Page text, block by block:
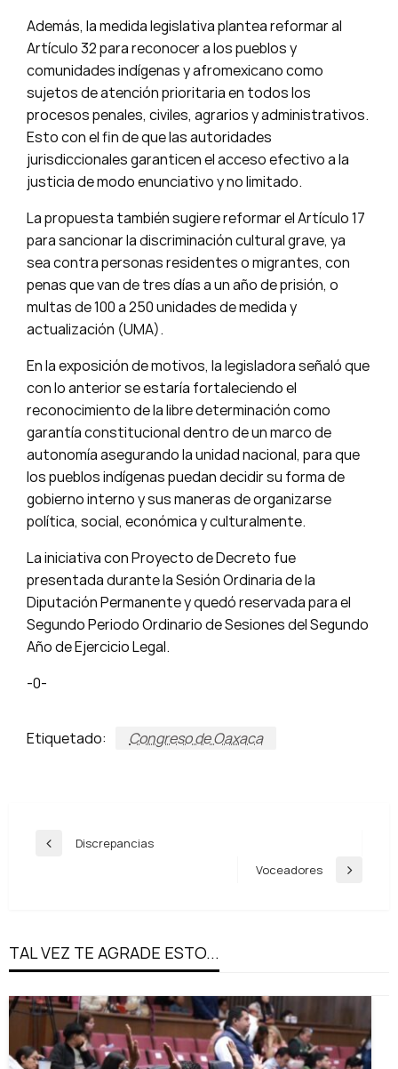
Además, la medida legislativa plantea reformar al
Artículo 32 para reconocer a los pueblos y
comunidades indígenas y afromexicano como
sujetos de atención prioritaria en todos los
procesos penales, civiles, agrarios y administrativos.
Esto con el fin de que las autoridades
jurisdiccionales garanticen el acceso efectivo a la
justicia de modo enunciativo y no limitado.
La propuesta también sugiere reformar el Artículo 17
para sancionar la discriminación cultural grave, ya
sea contra personas residentes o migrantes, con
penas que van de tres días a un año de prisión, o
multas de 100 a 250 unidades de medida y
actualización (UMA).
En la exposición de motivos, la legisladora señaló que
con lo anterior se estaría fortaleciendo el
reconocimiento de la libre determinación como
garantía constitucional dentro de un marco de
autonomía asegurando la unidad nacional, para que
los pueblos indígenas puedan decidir su forma de
gobierno interno y sus maneras de organizarse
política, social, económica y culturalmente.
La iniciativa con Proyecto de Decreto fue
presentada durante la Sesión Ordinaria de la
Diputación Permanente y quedó reservada para el
Segundo Periodo Ordinario de Sesiones del Segundo
Año de Ejercicio Legal.
-0-
Etiquetado: Congreso de Oaxaca
Navegación
EntradaDiscrepancias
Entrada
Voceadores
TAL VEZ TE AGRADE ESTO...